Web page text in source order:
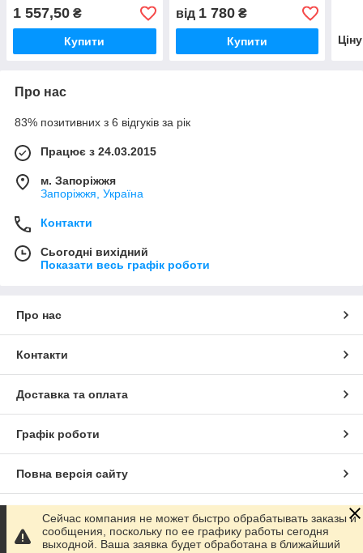
1 557,50 ₴
Купити
від 1 780₴
Купити
Про нас
83% позитивних з 6 відгуків за рік
Працює з 24.03.2015
м. Запоріжжя
Запоріжжя, Україна
Контакти
Сьогодні вихідний
Показати весь графік роботи
Про нас
Контакти
Доставка та оплата
Графік роботи
Повна версія сайту
Сайт створено на маркетплейсі Prom.ua
Сейчас компания не может быстро обрабатывать заказы и
сообщения, поскольку по ее графику работы сегодня
выходной. Ваша заявка будет обработана в ближайший